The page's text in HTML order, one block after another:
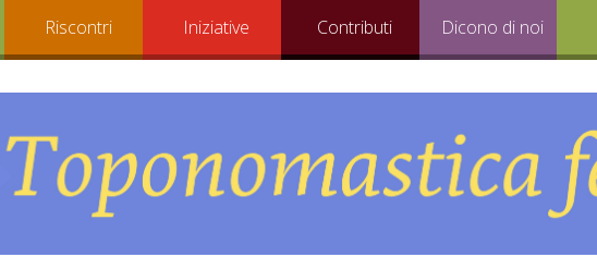
Riscontri Iniziative Contributi Dicono di noi